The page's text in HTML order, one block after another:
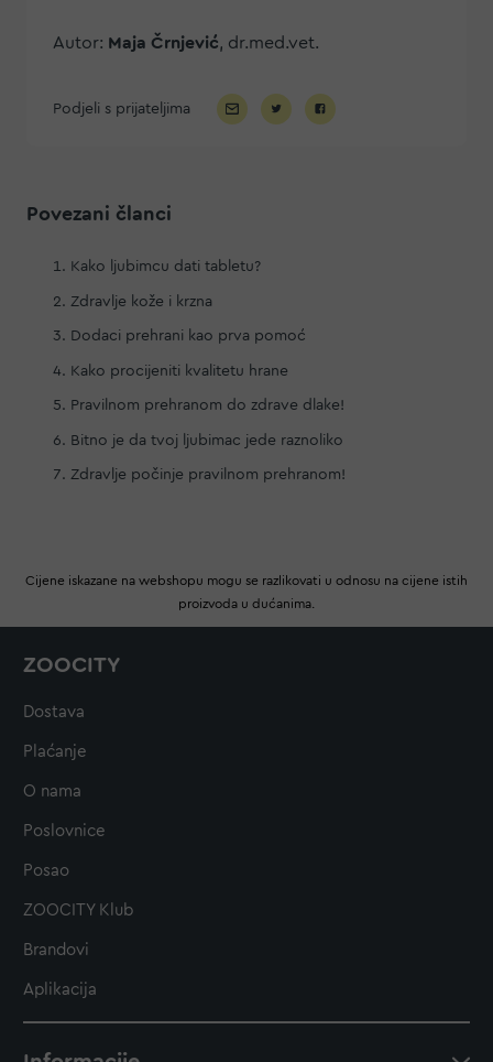
Autor: Maja Črnjević, dr.med.vet.
Podjeli s prijateljima
Povezani članci
Kako ljubimcu dati tabletu?
Zdravlje kože i krzna
Dodaci prehrani kao prva pomoć
Kako procijeniti kvalitetu hrane
Pravilnom prehranom do zdrave dlake!
Bitno je da tvoj ljubimac jede raznoliko
Zdravlje počinje pravilnom prehranom!
Cijene iskazane na webshopu mogu se razlikovati u odnosu na cijene istih
proizvoda u dućanima.
ZOOCITY
Dostava
Plaćanje
O nama
Poslovnice
Posao
ZOOCITY Klub
Brandovi
Aplikacija